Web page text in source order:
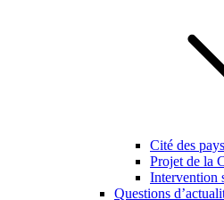
Cité des
Projet de la
Intervention
Questions